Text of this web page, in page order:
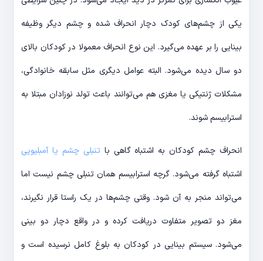
یکی از چشم‌های کودک دچار انحراف شده و چشم دیگر وظیفه
بینایی را بر عهده می‌گیرد. این نوع انحراف معمولا در کودکان بالای
دو سال دیده می‌شود. البته عوامل دیگری مثل سابقه خانوادگی،
مشکلات ژنتیکی یا مغزی هم می‌توانند باعث تولد نوزادان مبتلا به
استرابیسم شوند.
انحراف چشم کودکان به اشتباه گاهی باتنبلی چشم یا آمبلیوپی
اشتباه گرفته می‌شود. گرچه استرابیسم همان تنبلی چشم نیست اما
می‌تواند منجر به آن شود. وقتی چشم‌ها در یک راستا قرار نگیرند،
مغز دو تصویر متفاوت دریافت کرده و در واقع دچار دو بینی
می‌شود. سیستم بینایی در کودکان به بلوغ کامل نرسیده است و